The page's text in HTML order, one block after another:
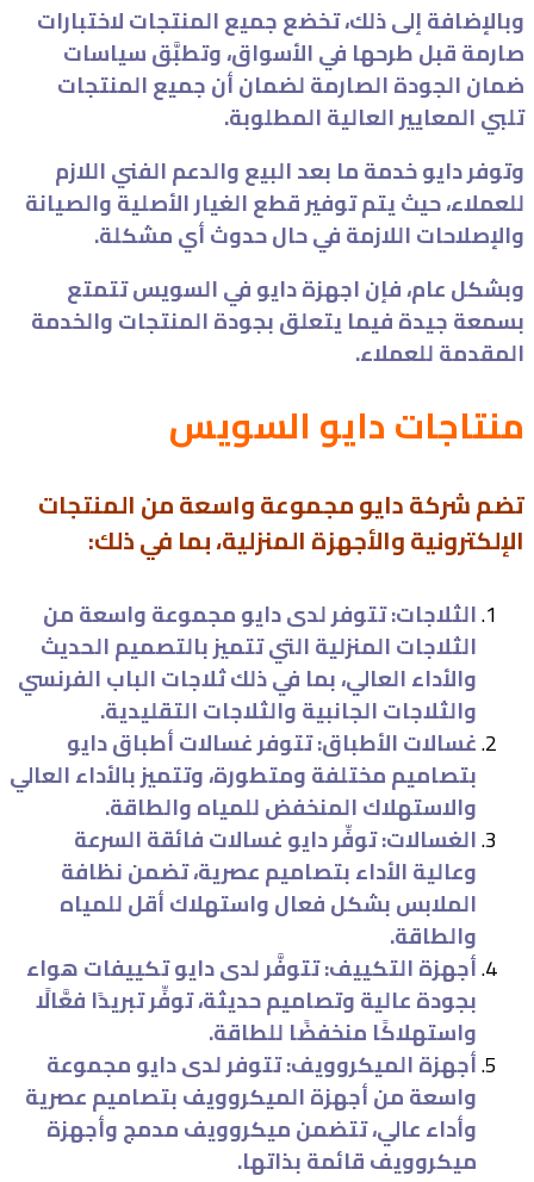
وبالإضافة إلى ذلك، تخضع جميع المنتجات لاختبارات
صارمة قبل طرحها في الأسواق، وتطبَّق سياسات
ضمان الجودة الصارمة لضمان أن جميع المنتجات
تلبي المعايير العالية المطلوبة.
وتوفر دايو خدمة ما بعد البيع والدعم الفني اللازم
للعملاء، حيث يتم توفير قطع الغيار الأصلية والصيانة
والإصلاحات اللازمة في حال حدوث أي مشكلة.
وبشكل عام، فإن اجهزة دايو في السويس تتمتع
بسمعة جيدة فيما يتعلق بجودة المنتجات والخدمة
المقدمة للعملاء.
منتاجات دايو السويس
تضم شركة دايو مجموعة واسعة من المنتجات
الإلكترونية والأجهزة المنزلية، بما في ذلك:
الثلاجات: تتوفر لدى دايو مجموعة واسعة من
الثلاجات المنزلية التي تتميز بالتصميم الحديث
والأداء العالي، بما في ذلك ثلاجات الباب الفرنسي
والثلاجات الجانبية والثلاجات التقليدية.
غسالات الأطباق: تتوفر غسالات أطباق دايو
بتصاميم مختلفة ومتطورة، وتتميز بالأداء العالي
والاستهلاك المنخفض للمياه والطاقة.
الغسالات: توفِّر دايو غسالات فائقة السرعة
وعالية الأداء بتصاميم عصرية، تضمن نظافة
الملابس بشكل فعال واستهلاك أقل للمياه
والطاقة.
أجهزة التكييف: تتوفَّر لدى دايو تكييفات هواء
بجودة عالية وتصاميم حديثة، توفِّر تبريدًا فعَّالًا
واستهلاكًا منخفضًا للطاقة.
أجهزة الميكروويف: تتوفر لدى دايو مجموعة
واسعة من أجهزة الميكروويف بتصاميم عصرية
وأداء عالي، تتضمن ميكروويف مدمج وأجهزة
ميكروويف قائمة بذاتها.